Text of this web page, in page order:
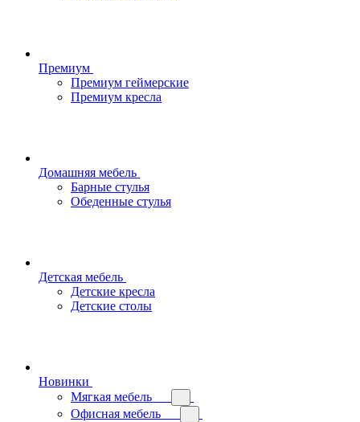
Премиум
Премиум геймерские
Премиум кресла
Домашняя мебель
Барные стулья
Обеденные стулья
Детская мебель
Детские кресла
Детские столы
Новинки
Мягкая мебель
Офисная мебель